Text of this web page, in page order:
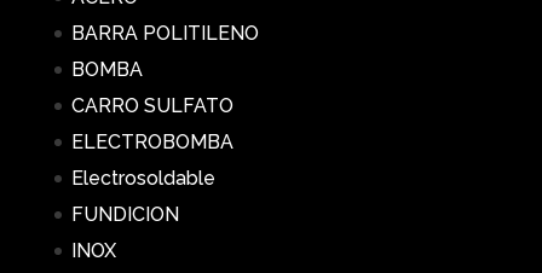
BARRA POLITILENO
BOMBA
CARRO SULFATO
ELECTROBOMBA
Electrosoldable
FUNDICION
INOX